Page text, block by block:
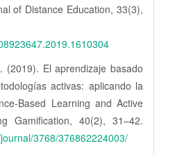
of Distance Education, 33(3),
(2019). El aprendizaje basado
activas: aplicando la
Based Learning and Active
Gamification, 40(2), 31–42.
3768/376862224003/